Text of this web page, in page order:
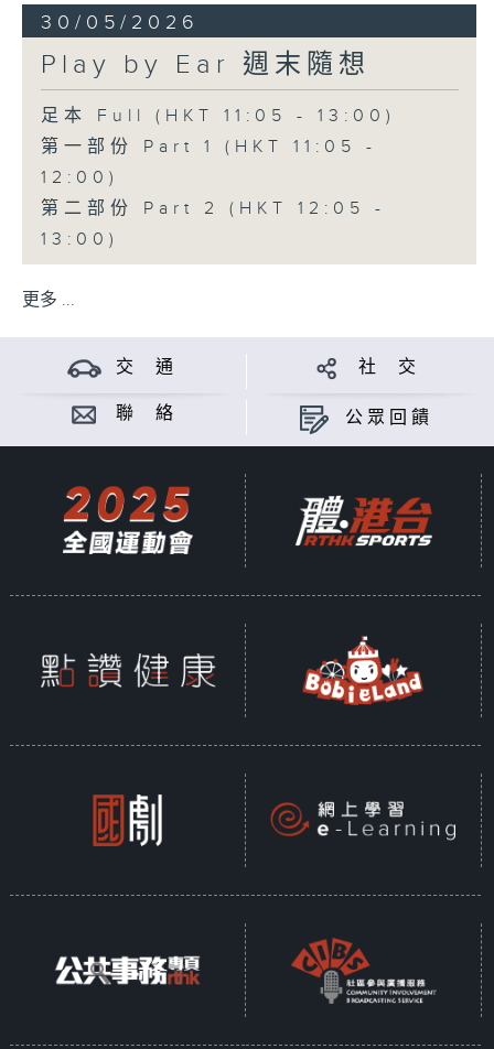
30/05/2026
Play by Ear 週末隨想
足本 Full (HKT 11:05 - 13:00)
第一部份 Part 1 (HKT 11:05 -
12:00)
第二部份 Part 2 (HKT 12:05 -
13:00)
更多 ...
交 通 社 交
聯 絡 公眾回饋